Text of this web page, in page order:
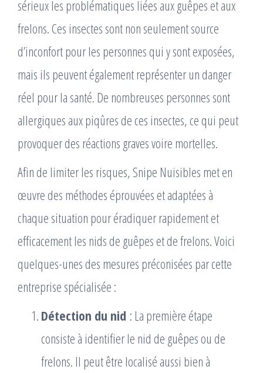
sérieux les problématiques liées aux guêpes et aux
frelons. Ces insectes sont non seulement source
d’inconfort pour les personnes qui y sont exposées,
mais ils peuvent également représenter un danger
réel pour la santé. De nombreuses personnes sont
allergiques aux piqûres de ces insectes, ce qui peut
provoquer des réactions graves voire mortelles.
Afin de limiter les risques, Snipe Nuisibles met en
œuvre des méthodes éprouvées et adaptées à
chaque situation pour éradiquer rapidement et
efficacement les nids de guêpes et de frelons. Voici
quelques-unes des mesures préconisées par cette
entreprise spécialisée :
Détection du nid : La première étape
consiste à identifier le nid de guêpes ou de
frelons. Il peut être localisé aussi bien à